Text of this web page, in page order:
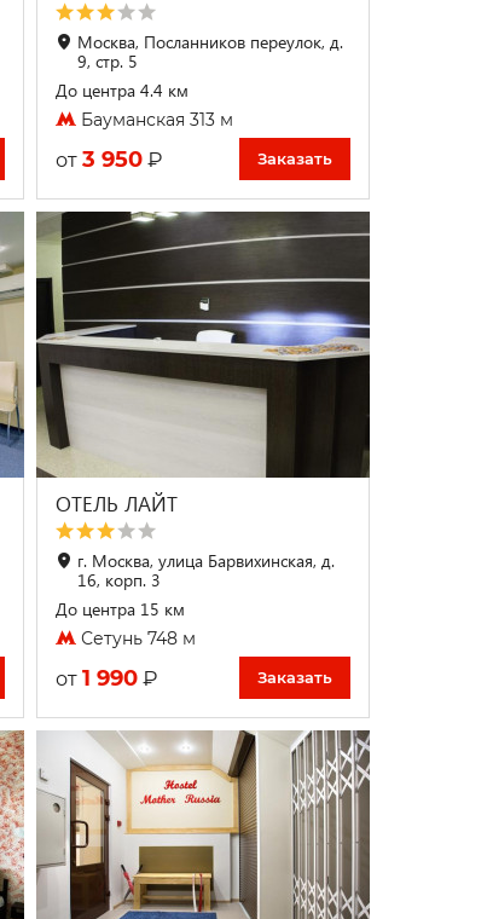
Москва, Посланников переулок, д.
9, стр. 5
До центра 4.4 км
Бауманская 313 м
от3 950 ₽ Заказать
ОТЕЛЬ ЛАЙТ
г. Москва, улица Барвихинская, д.
16, корп. 3
До центра 15 км
Сетунь 748 м
от1 990 ₽ Заказать